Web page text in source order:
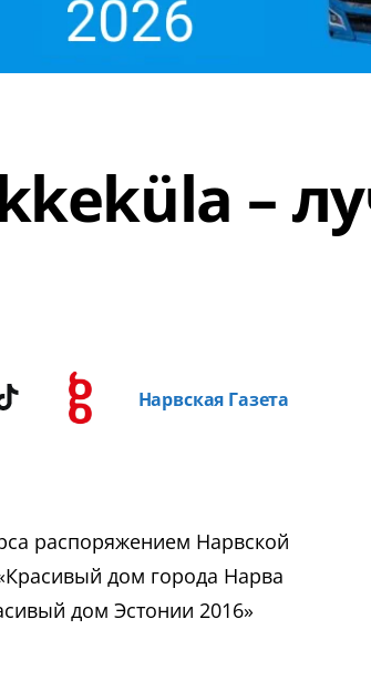
–
Нарвская Газета
распоряжением Нарвской
дом города Нарва
дом Эстонии 2016»